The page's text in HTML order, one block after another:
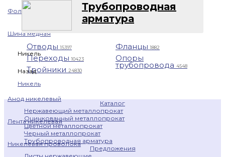
Фольга медная
Шина медная
Никель
Назад
Никель
Анод никелевый
Лента никелевая
Никелевая проволока
Трубопроводная
арматура
Отводы15397
Переходы10423
Тройники 24830
Фланцы1882
Опоры
трубопровода 4548
Каталог
Нержавеющий металлопрокат
Оцинкованный металлопрокат
Цветной металлопрокат
Черный металлопрокат
Трубопроводная арматура
Предложения